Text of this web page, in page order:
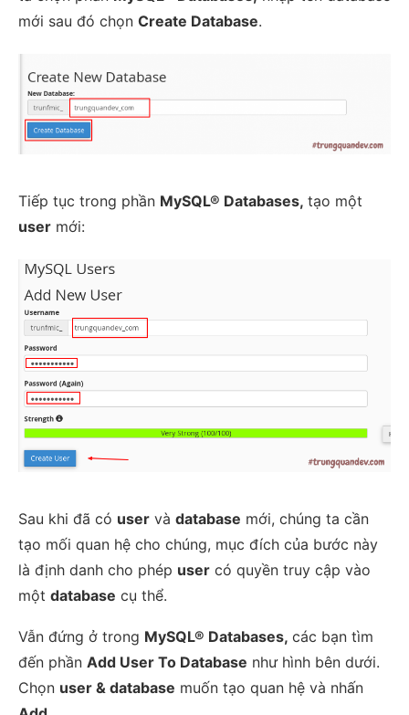
mới sau đó chọn Create Database.
Tiếp tục trong phần MySQL® Databases, tạo một
user mới:
Sau khi đã có user và database mới, chúng ta cần
tạo mối quan hệ cho chúng, mục đích của bước này
là định danh cho phép user có quyền truy cập vào
một database cụ thể.
Vẫn đứng ở trong MySQL® Databases, các bạn tìm
đến phần Add User To Database như hình bên dưới.
Chọn user & database muốn tạo quan hệ và nhấn